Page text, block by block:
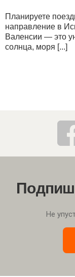
Планируете
направление в
Валенсии — это
солнца, моря [...]
Не